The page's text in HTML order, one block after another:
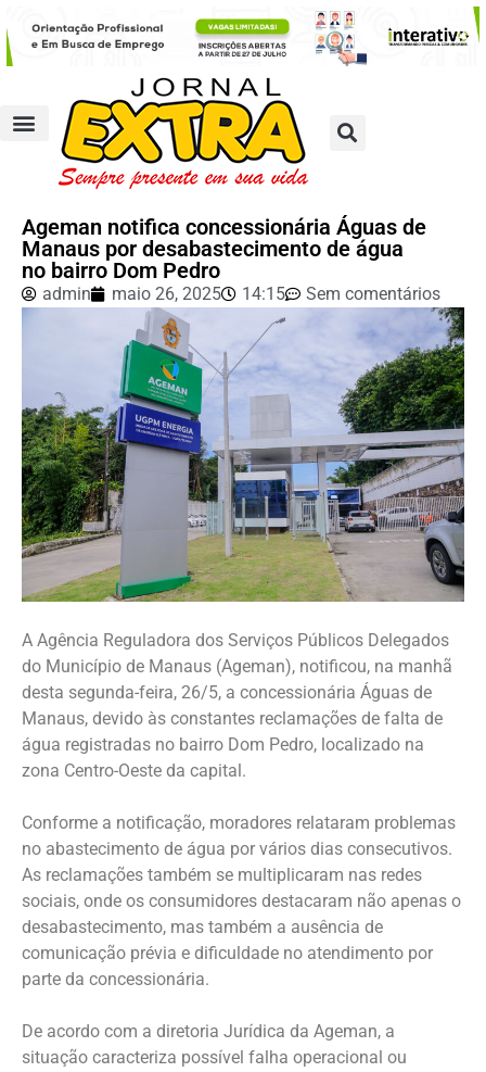
Ageman notifica concessionária Águas de
Manaus por desabastecimento de água
no bairro Dom Pedro
admin maio 26, 2025 14:15 Sem comentários
A Agência Reguladora dos Serviços Públicos Delegados
do Município de Manaus (Ageman), notificou, na manhã
desta segunda-feira, 26/5, a concessionária Águas de
Manaus, devido às constantes reclamações de falta de
água registradas no bairro Dom Pedro, localizado na
zona Centro-Oeste da capital.
Conforme a notificação, moradores relataram problemas
no abastecimento de água por vários dias consecutivos.
As reclamações também se multiplicaram nas redes
sociais, onde os consumidores destacaram não apenas o
desabastecimento, mas também a ausência de
comunicação prévia e dificuldade no atendimento por
parte da concessionária.
De acordo com a diretoria Jurídica da Ageman, a
situação caracteriza possível falha operacional ou